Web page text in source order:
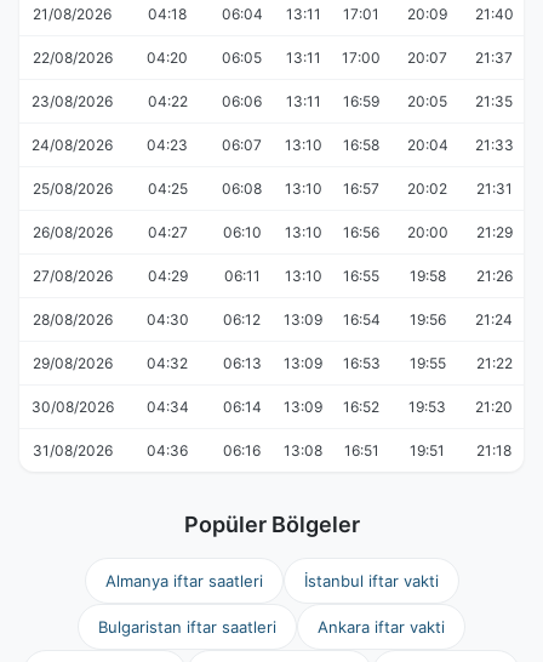
21/08/2026 04:18 06:04 13:11 17:01 20:09 21:40
22/08/2026 04:20 06:05 13:11 17:00 20:07 21:37
23/08/2026 04:22 06:06 13:11 16:59 20:05 21:35
24/08/2026 04:23 06:07 13:10 16:58 20:04 21:33
25/08/2026 04:25 06:08 13:10 16:57 20:02 21:31
26/08/2026 04:27 06:10 13:10 16:56 20:00 21:29
27/08/2026 04:29 06:11 13:10 16:55 19:58 21:26
28/08/2026 04:30 06:12 13:09 16:54 19:56 21:24
29/08/2026 04:32 06:13 13:09 16:53 19:55 21:22
30/08/2026 04:34 06:14 13:09 16:52 19:53 21:20
31/08/2026 04:36 06:16 13:08 16:51 19:51 21:18
Popüler Bölgeler
Almanya iftar saatleri İstanbul iftar vakti
Bulgaristan iftar saatleri Ankara iftar vakti